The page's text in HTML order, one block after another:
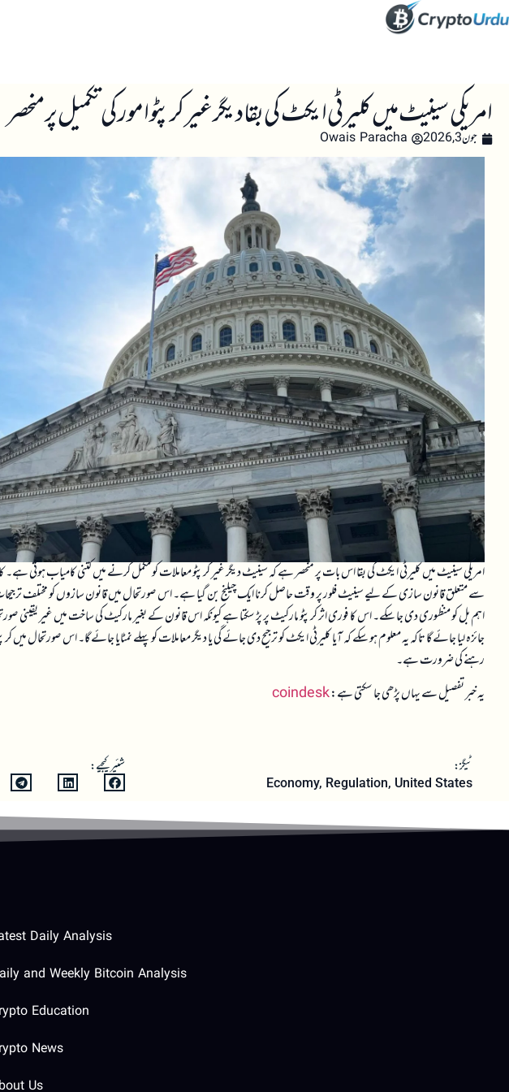
امریکی سینیٹ میں کلیرٹی ایکٹ کی بقا دیگر غیر کرپٹو امور کی تکمیل پر منحصر
جون 3, 2026 Owais Paracha
امریکی سینیٹ میں کلیرٹی ایکٹ کی بقا اس بات پر منحصر ہے کہ سینیٹ دیگر غیر کرپٹو معاملات کو مکمل کرنے میں کتنی کامیاب ہوتی
سے متعلق قانون سازی کے لیے سینیٹ فلور پر وقت حاصل کرنا ایک چیلنج بن گیا ہے۔ اس صورتحال میں قانون سازوں کو مختلف
اہم بل کو منظوری دی جا سکے۔ اس کا فوری اثر کرپٹو مارکیٹ پر پڑ سکتا ہے کیونکہ اس قانون کے بغیر مارکیٹ کی ساخت میں غیر یقینی
جائزہ لیا جائے گا تاکہ یہ معلوم ہو سکے کہ آیا کلیرٹی ایکٹ کو ترجیح دی جائے گی یا دیگر معاملات کو پہلے نمٹایا جائے گا۔ اس صورتحال
رہنے کی ضرورت ہے۔
یہ خبر تفصیل سے یہاں پڑھی جا سکتی ہے:coindesk
ٹیگز:
Economy, Regulation, United States
شئیر کیجیے:
Daily Analysis
and Weekly Bitcoin Analysis
Education
News
Us